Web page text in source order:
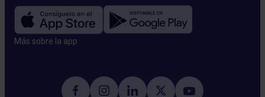
Más sobre la app​